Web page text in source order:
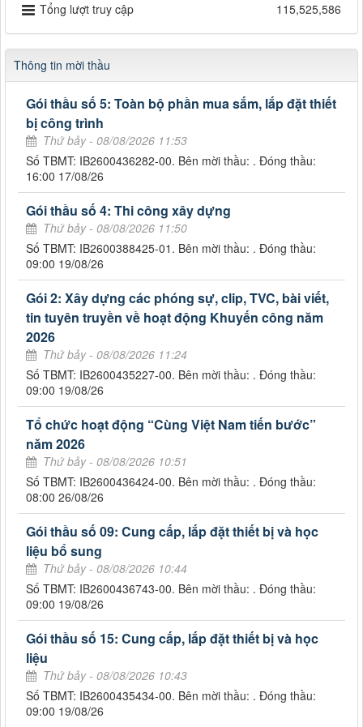
Tổng lượt truy cập
115,525,586
Thông tin mời thầu
Gói thầu số 5: Toàn bộ phần mua sắm, lắp đặt thiết
bị công trình
Thứ bảy - 08/08/2026 11:53
Số TBMT: IB2600436282-00. Bên mời thầu: . Đóng thầu:
16:00 17/08/26
Gói thầu số 4: Thi công xây dựng
Thứ bảy - 08/08/2026 11:50
Số TBMT: IB2600388425-01. Bên mời thầu: . Đóng thầu:
09:00 19/08/26
Gói 2: Xây dựng các phóng sự, clip, TVC, bài viết,
tin tuyên truyền về hoạt động Khuyến công năm
2026
Thứ bảy - 08/08/2026 11:24
Số TBMT: IB2600435227-00. Bên mời thầu: . Đóng thầu:
09:00 19/08/26
Tổ chức hoạt động “Cùng Việt Nam tiến bước”
năm 2026
Thứ bảy - 08/08/2026 10:51
Số TBMT: IB2600436424-00. Bên mời thầu: . Đóng thầu:
08:00 26/08/26
Gói thầu số 09: Cung cấp, lắp đặt thiết bị và học
liệu bổ sung
Thứ bảy - 08/08/2026 10:44
Số TBMT: IB2600436743-00. Bên mời thầu: . Đóng thầu:
09:00 19/08/26
Gói thầu số 15: Cung cấp, lắp đặt thiết bị và học
liệu
Thứ bảy - 08/08/2026 10:43
Số TBMT: IB2600435434-00. Bên mời thầu: . Đóng thầu:
09:00 19/08/26